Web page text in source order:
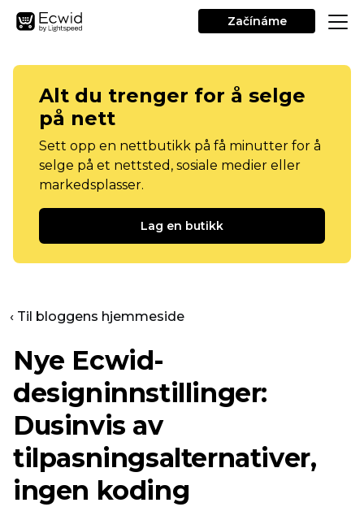
Začínáme
Alt du trenger for å selge
på nett
Sett opp en nettbutikk på få minutter for å
selge på et nettsted, sosiale medier eller
markedsplasser.
Lag en butikk
‹ Til bloggens hjemmeside
Nye Ecwid-
designinnstillinger:
Dusinvis av
tilpasningsalternativer,
ingen koding